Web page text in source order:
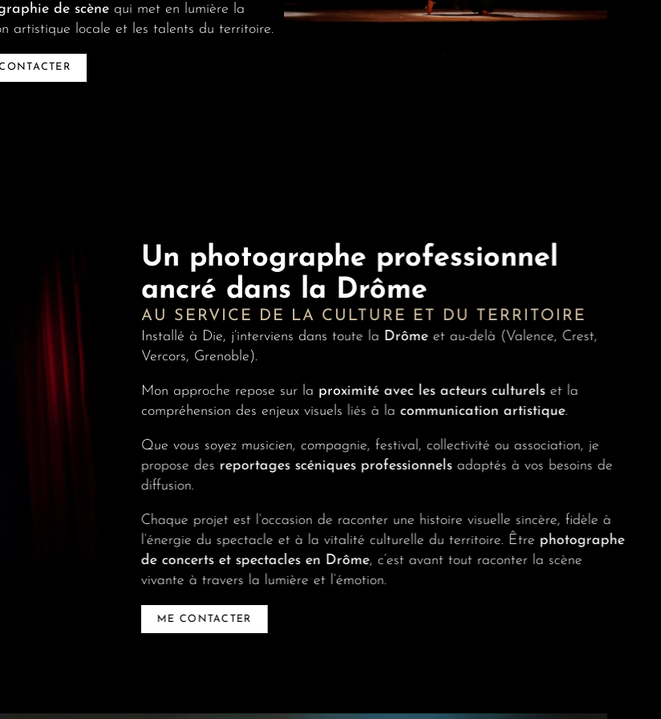
de scène qui met en lumière la
artistique locale et les talents du territoire.
Un photographe professionnel
ancré dans la Drôme
AU SERVICE DE LA CULTURE ET DU TERRITOIRE
Installé à Die, j’interviens dans toute la Drômeet au-delà (Valence, Crest,
Vercors, Grenoble).
Mon approche repose sur la proximité avec les acteurs culturelset la
compréhension des enjeux visuels liés à la communication artistique.
Que vous soyez musicien, compagnie, festival, collectivité ou association, je
propose des reportages scéniques professionnelsadaptés à vos besoins de
diffusion.
Chaque projet est l’occasion de raconter une histoire visuelle sincère, fidèle à
l’énergie du spectacle et à la vitalité culturelle du territoire. Être photographe
de concerts et spectacles en Drôme, c’est avant tout raconter la scène
vivante à travers la lumière et l’émotion.
ME CONTACTER